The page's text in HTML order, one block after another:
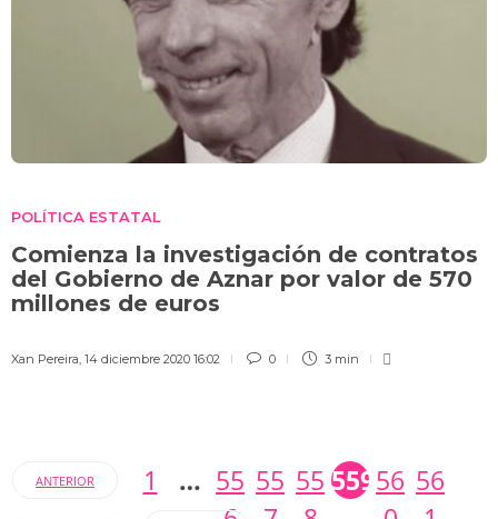
POLÍTICA ESTATAL
Comienza la investigación de contratos
del Gobierno de Aznar por valor de 570
millones de euros
Xan Pereira, 14 diciembre 2020 16:02 0 3 min
ANTERIOR 1 … 55 55 55 559 56 56